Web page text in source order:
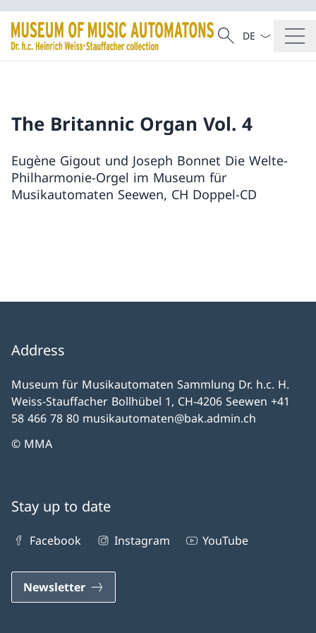
Search
Search
Language
The Britannic Organ Vol. 4
Eugène Gigout und Joseph Bonnet Die Welte-
Philharmonie-Orgel im Museum für
Musikautomaten Seewen, CH Doppel-CD
Address
Museum für Musikautomaten Sammlung Dr. h.c. H.
Weiss-Stauffacher Bollhübel 1, CH-4206 Seewen +41
58 466 78 80 musikautomaten@bak.admin.ch
© MMA
Stay up to date
Facebook Instagram YouTube
Newsletter